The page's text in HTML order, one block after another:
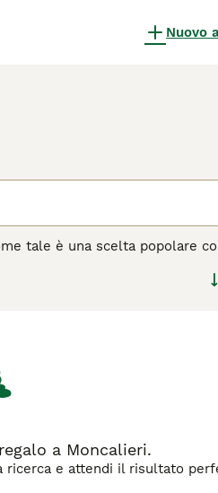
Nuovo
tale è una scelta popolare
e la lealtà verso i
a Moncalieri.
ricerca e attendi il risultato